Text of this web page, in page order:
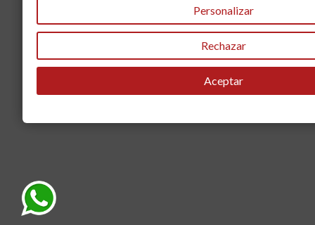
Personalizar
Rechazar
Aceptar